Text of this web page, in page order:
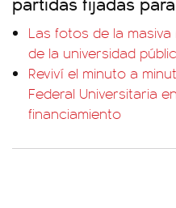
Las fotos de la
de la universidad
Reviví el minuto a
Federal Universitaria
financiamiento